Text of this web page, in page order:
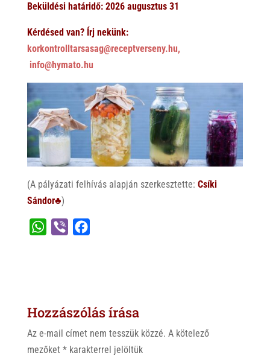
Beküldési határidő: 2026 augusztus 31
Kérdésed van? Írj nekünk:
korkontrolltarsasag@receptverseny.hu,
info@hymato.hu
(A pályázati felhívás alapján szerkesztette: Csíki
Sándor♣)
A
p
o
k
Hozzászólás írása
Az e-mail címet nem tesszük közzé. A kötelező
mezőket *karakterrel jelöltük